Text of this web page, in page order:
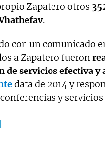
Zapatero otros
.
con un comunicado
a Zapatero fueron
de servicios efectiva y
data de 2014 y
y